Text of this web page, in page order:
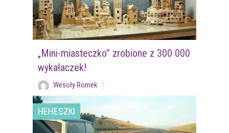
„Mini-miasteczko” zrobione z 300 000
wykałaczek!
Wesoły Romek
HEHESZKI